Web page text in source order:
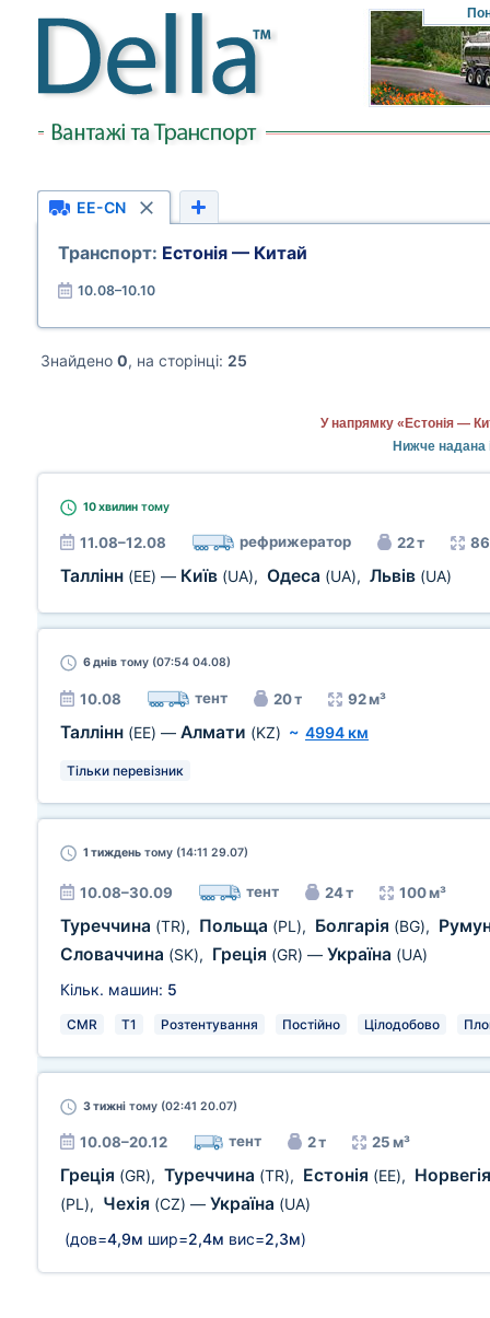
EE-CN
Транспорт: Естонія — Китай
10.08–10.10
Знайдено 0, на сторінці: 25
У напрямку «Естонія —
Нижче надана
10 хвилин тому
11.08–12.08 рефрижератор 22 т
Таллінн (EE) — Київ (UA), Одеса (UA), Львів (UA)
6 днів тому (07:54 04.08)
10.08 тент 20 т 92 м³
Таллінн (EE) — Алмати (KZ) ~ 4994 км
Тільки перевізник
1 тиждень тому (14:11 29.07)
10.08–30.09 тент 24 т 100 м³
Туреччина (TR), Польща (PL), Болгарія (BG),
Словаччина (SK), Греція (GR) — Україна (UA)
Кільк. машин: 5
CMR T1 Розтентування Постійно Цілодобово
3 тижні тому (02:41 20.07)
10.08–20.12 тент 2 т 25 м³
Греція (GR), Туреччина (TR), Естонія (EE),
(PL), Чехія (CZ) — Україна (UA)
(дов=4,9м шир=2,4м вис=2,3м)